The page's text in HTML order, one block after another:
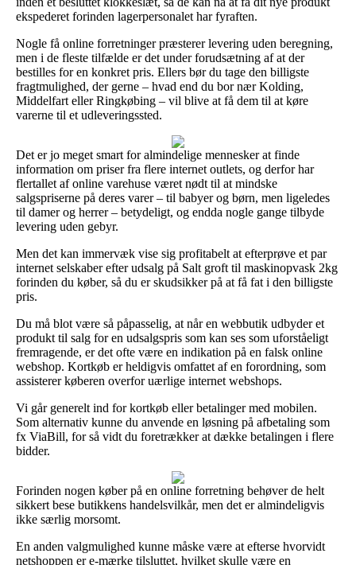
ekspederet forinden lagerpersonalet har fyraften.
Nogle få online forretninger præsterer levering uden beregning,
men i de fleste tilfælde er det under forudsætning af at der
bestilles for en konkret pris. Ellers bør du tage den billigste
fragtmulighed, der gerne – hvad end du bor nær Kolding,
Middelfart eller Ringkøbing – vil blive at få dem til at køre
varerne til et udleveringssted.
Det er jo meget smart for almindelige mennesker at finde
information om priser fra flere internet outlets, og derfor har
flertallet af online varehuse været nødt til at mindske
salgspriserne på deres varer – til babyer og børn, men ligeledes
til damer og herrer – betydeligt, og endda nogle gange tilbyde
levering uden gebyr.
Men det kan immervæk vise sig profitabelt at efterprøve et par
internet selskaber efter udsalg på Salt groft til maskinopvask 2kg
forinden du køber, så du er skudsikker på at få fat i den billigste
pris.
Du må blot være så påpasselig, at når en webbutik udbyder et
produkt til salg for en udsalgspris som kan ses som uforståeligt
fremragende, er det ofte være en indikation på en falsk online
webshop. Kortkøb er heldigvis omfattet af en forordning, som
assisterer køberen overfor uærlige internet webshops.
Vi går generelt ind for kortkøb eller betalinger med mobilen.
Som alternativ kunne du anvende en løsning på afbetaling som
fx ViaBill, for så vidt du foretrækker at dække betalingen i flere
bidder.
Forinden nogen køber på en online forretning behøver de helt
sikkert bese butikkens handelsvilkår, men det er almindeligvis
ikke særlig morsomt.
En anden valgmulighed kunne måske være at efterse hvorvidt
netshoppen er e-mærke tilsluttet, hvilket skulle være en